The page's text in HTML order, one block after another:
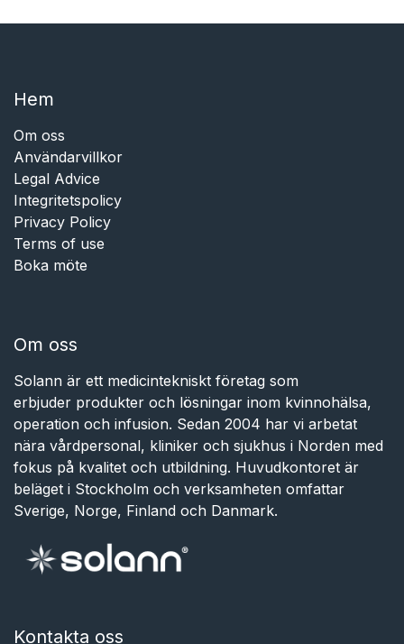
Hem​​
Om oss
Användarvillkor
Legal Advice
Integritetspolicy
Privacy Policy
Terms of use
Boka möte
Om oss
Solann är ett medicintekniskt företag som
erbjuder produkter och lösningar inom kvinnohälsa,
operation och infusion. Sedan 2004 har vi arbetat
nära vårdpersonal, kliniker och sjukhus i Norden med
fokus på kvalitet och utbildning. Huvudkontoret är
beläget i Stockholm och verksamheten omfattar
Sverige, Norge, Finland och Danmark.
Kontakta oss